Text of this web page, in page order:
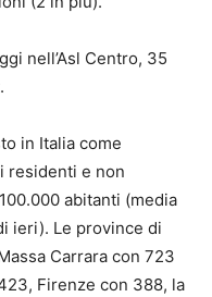
nell’Asl Centro, 35
in Italia come
residenti e non
abitanti (media
ieri). Le province di
Carrara con 723
Firenze con 388, la